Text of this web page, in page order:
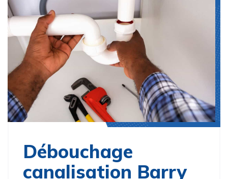
Débouchage
canalisation Barry